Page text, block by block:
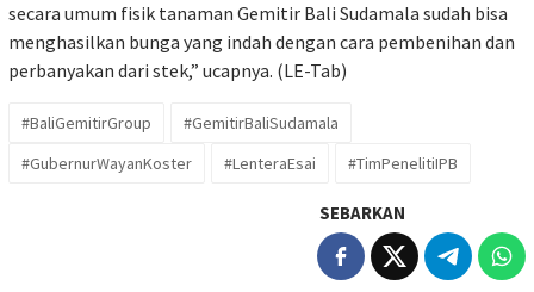
secara umum fisik tanaman Gemitir Bali Sudamala sudah bisa
menghasilkan bunga yang indah dengan cara pembenihan dan
perbanyakan dari stek,” ucapnya. (LE-Tab)
#BaliGemitirGroup
#GemitirBaliSudamala
#GubernurWayanKoster
#LenteraEsai #TimPenelitiIPB
SEBARKAN